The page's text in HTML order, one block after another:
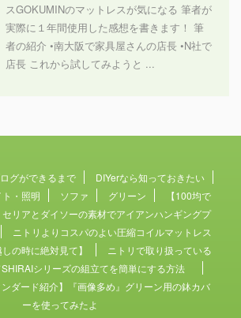
スGOKUMINのマットレスが気になる 筆者が
実際に１年間使用した感想を書きます！ 筆
者の紹介 •南大阪で家具屋さんの店長 •N社で
店長 これから試してみようと ...
グができるまで
DIYerなら知っておきたい
ト・照明 ソファ グリーン
【100均で
リアとダイソーの素材でアイアンハンギングプ
ニトリよりコスパのよい圧縮コイルマットレス
の時に絶対見て】
ニトリで取り扱っている
シリーズの組立てを簡単にする方法
ンダード紹介】『画像多め』グリーン用の鉢カバ
ーを使ってみたよ